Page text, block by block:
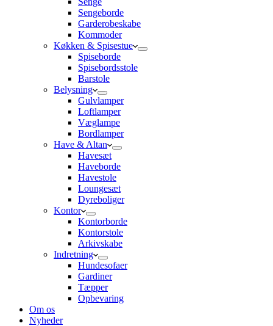
Sengeborde
Garderobeskabe
Kommoder
Køkken & Spisestue
Spiseborde
Spisebordsstole
Barstole
Belysning
Gulvlamper
Loftlamper
Væglampe
Bordlamper
Have & Altan
Havesæt
Haveborde
Havestole
Loungesæt
Dyreboliger
Kontor
Kontorborde
Kontorstole
Arkivskabe
Indretning
Hundesofaer
Gardiner
Tæpper
Opbevaring
Om os
Nyheder